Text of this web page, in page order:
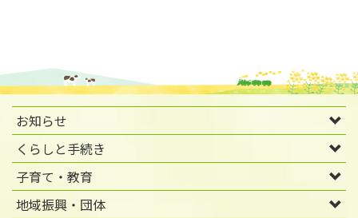
お知らせ
くらしと手続き
子育て・教育
地域振興・団体